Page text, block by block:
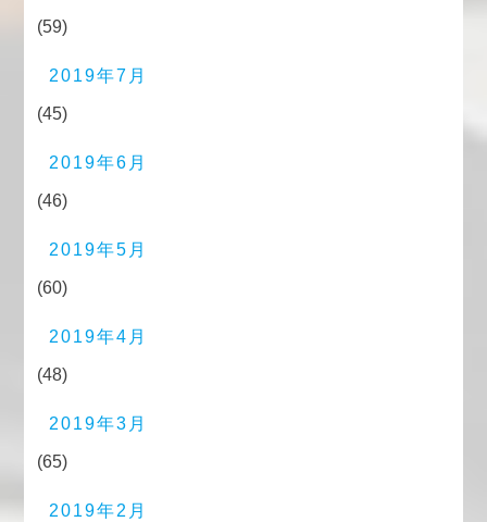
(59)
2019年7月
(45)
2019年6月
(46)
2019年5月
(60)
2019年4月
(48)
2019年3月
(65)
2019年2月